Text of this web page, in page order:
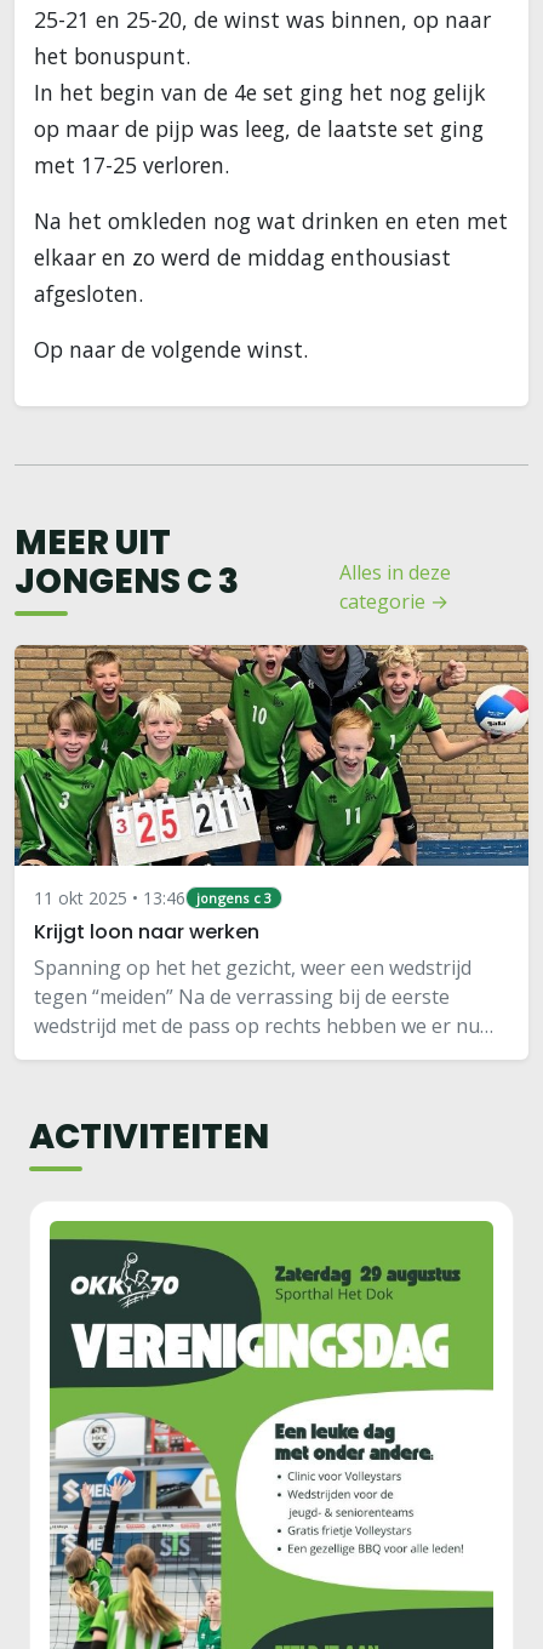
25-21 en 25-20, de winst was binnen, op naar
het bonuspunt.
In het begin van de 4e set ging het nog gelijk
op maar de pijp was leeg, de laatste set ging
met 17-25 verloren.
Na het omkleden nog wat drinken en eten met
elkaar en zo werd de middag enthousiast
afgesloten.
Op naar de volgende winst.
MEER UIT
JONGENS C 3
Alles in deze
categorie →
11 okt 2025 • 13:46 jongens c 3
Krijgt loon naar werken
Spanning op het het gezicht, weer een wedstrijd
tegen “meiden” Na de verrassing bij de eerste
wedstrijd met de pass op rechts hebben we er nu
bijna een hele training aan gespendeerd om dit
ACTIVITEITEN